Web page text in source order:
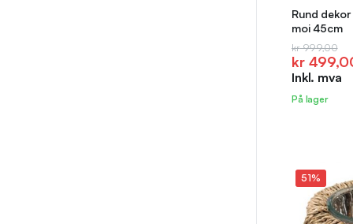
Rund
moi 45cm
kr999,00
pris
var:
kr 999,00.
kr
pris
er:
kr 499,00.
Inkl. mva
På lager
51%